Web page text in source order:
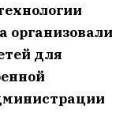
организовали
для